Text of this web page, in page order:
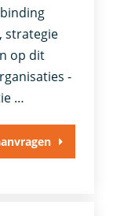
strategie
op dit
-
…